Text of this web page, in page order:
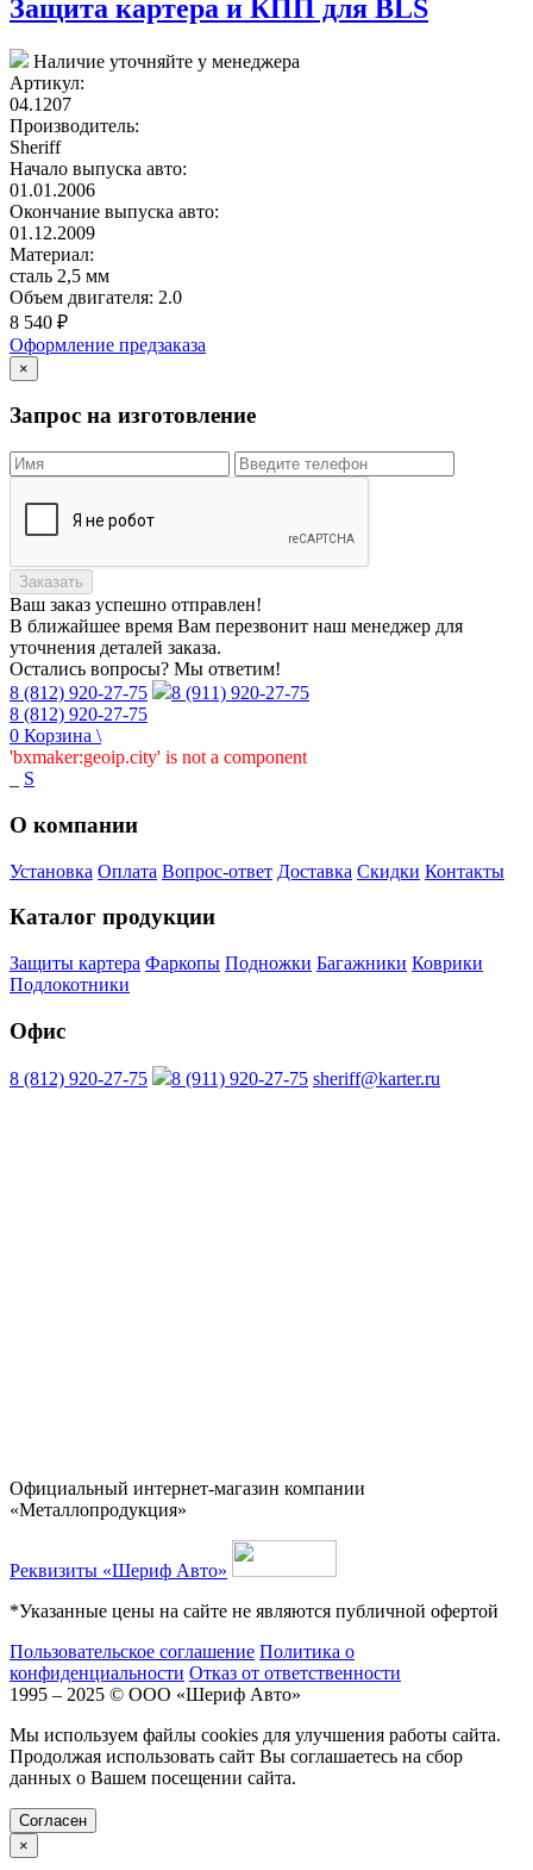
Защита картера и КПП для BLS
Наличие уточняйте у менеджера
Артикул:
04.1207
Производитель:
Sheriff
Начало выпуска авто:
01.01.2006
Окончание выпуска авто:
01.12.2009
Материал:
сталь 2,5 мм
Объем двигателя: 2.0
8 540 ₽
Оформление предзаказа
×
Запрос на изготовление
Заказать
Ваш заказ успешно отправлен!
В ближайшее время Вам перезвонит наш менеджер для
уточнения деталей заказа.
Остались вопросы? Мы ответим!
8 (812) 920-27-75
8 (911) 920-27-75
8 (812) 920-27-75
0 Корзина \
'bxmaker:geoip.city' is not a component
S
О компании
Установка Оплата Вопрос-ответ Доставка Скидки Контакты
Каталог продукции
Защиты картера Фаркопы Подножки Багажники Коврики
Подлокотники
Офис
8 (812) 920-27-75 8 (911) 920-27-75 sheriff@karter.ru
Официальный интернет-магазин компании
«Металлопродукция»
Реквизиты «Шериф Авто»
*Указанные цены на сайте не являются публичной офертой
Пользовательское соглашение Политика о
конфиденциальности Отказ от ответственности
1995 – 2025 © ООО «Шериф Авто»
Мы используем файлы cookies для улучшения работы сайта.
Продолжая использовать сайт Вы соглашаетесь на сбор
данных о Вашем посещении сайта.
Cогласен
×